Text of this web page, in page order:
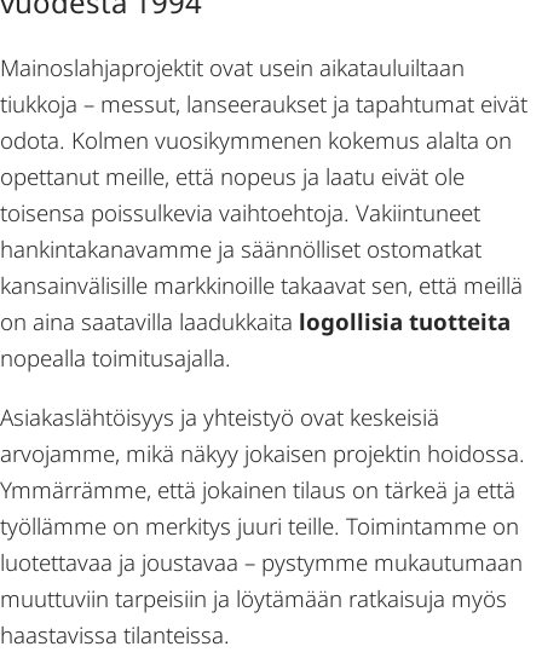
Mainoslahjaprojektit ovat usein aikatauluiltaan
tiukkoja – messut, lanseeraukset ja tapahtumat eivät
odota. Kolmen vuosikymmenen kokemus alalta on
opettanut meille, että nopeus ja laatu eivät ole
toisensa poissulkevia vaihtoehtoja. Vakiintuneet
hankintakanavamme ja säännölliset ostomatkat
kansainvälisille markkinoille takaavat sen, että meillä
on aina saatavilla laadukkaita logollisia tuotteita
nopealla toimitusajalla.
Asiakaslähtöisyys ja yhteistyö ovat keskeisiä
arvojamme, mikä näkyy jokaisen projektin hoidossa.
Ymmärrämme, että jokainen tilaus on tärkeä ja että
työllämme on merkitys juuri teille. Toimintamme on
luotettavaa ja joustavaa – pystymme mukautumaan
muuttuviin tarpeisiin ja löytämään ratkaisuja myös
haastavissa tilanteissa.